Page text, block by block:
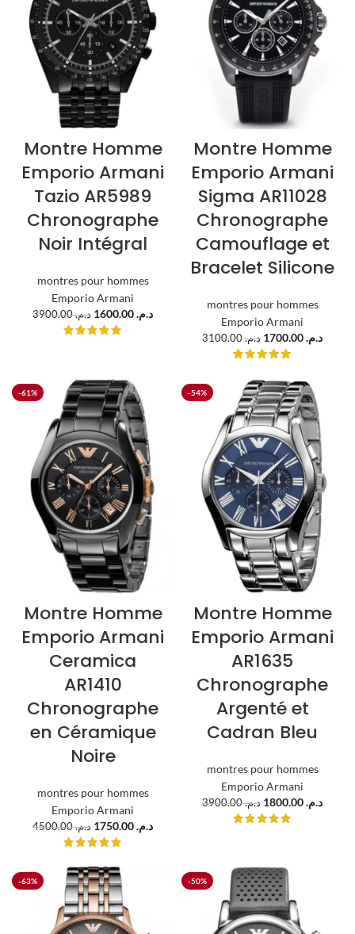
Montre Homme
Emporio Armani
Tazio AR5989
Chronographe
Noir Intégral
montres pour hommes
Emporio Armani
د.م.3900.00 د.م.
Montre Homme
Emporio Armani
Sigma AR11028
Chronographe
Camouflage et
Bracelet Silicone
montres pour hommes
Emporio Armani
د.م.3100.00 د.م.
-61%
Montre Homme
Emporio Armani
Ceramica
AR1410
Chronographe
en Céramique
Noire
montres pour hommes
Emporio Armani
د.م.4500.00 د.م.
-54%
Montre Homme
Emporio Armani
AR1635
Chronographe
Argenté et
Cadran Bleu
montres pour hommes
Emporio Armani
د.م.3900.00 د.م.
-63% -50%